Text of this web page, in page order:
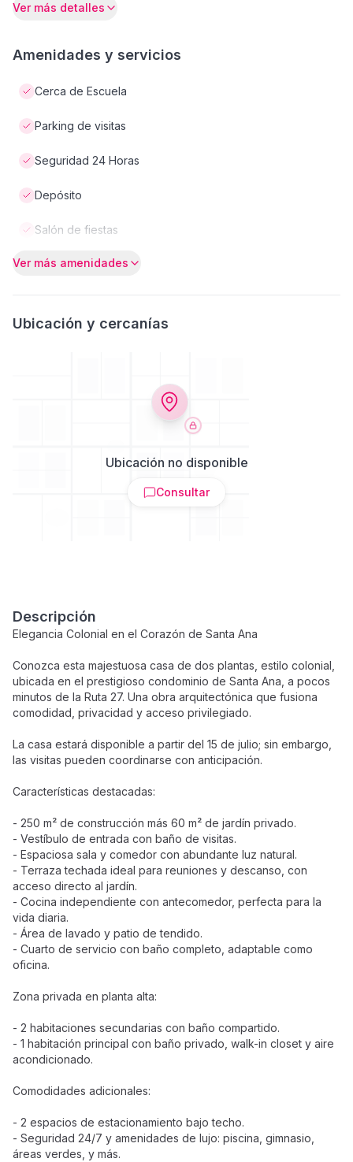
Ver más detalles
Amenidades y servicios
Cerca de Escuela
Parking de visitas
Seguridad 24 Horas
Depósito
Salón de fiestas
Ver más amenidades
Ubicación y cercanías
Ubicación no disponible
Consultar
Descripción
Elegancia Colonial en el Corazón de Santa Ana
Conozca esta majestuosa casa de dos plantas, estilo colonial,
ubicada en el prestigioso condominio de Santa Ana, a pocos
minutos de la Ruta 27. Una obra arquitectónica que fusiona
comodidad, privacidad y acceso privilegiado.
La casa estará disponible a partir del 15 de julio; sin embargo,
las visitas pueden coordinarse con anticipación.
Características destacadas:
- 250 m² de construcción más 60 m² de jardín privado.
- Vestíbulo de entrada con baño de visitas.
- Espaciosa sala y comedor con abundante luz natural.
- Terraza techada ideal para reuniones y descanso, con
acceso directo al jardín.
- Cocina independiente con antecomedor, perfecta para la
vida diaria.
- Área de lavado y patio de tendido.
- Cuarto de servicio con baño completo, adaptable como
oficina.
Zona privada en planta alta:
- 2 habitaciones secundarias con baño compartido.
- 1 habitación principal con baño privado, walk-in closet y aire
acondicionado.
Comodidades adicionales:
- 2 espacios de estacionamiento bajo techo.
- Seguridad 24/7 y amenidades de lujo: piscina, gimnasio,
áreas verdes, y más.